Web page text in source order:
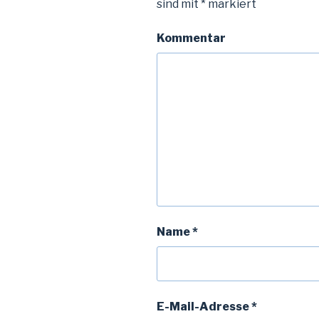
sind mit * markiert
Kommentar
Name*
E-Mail-Adresse*